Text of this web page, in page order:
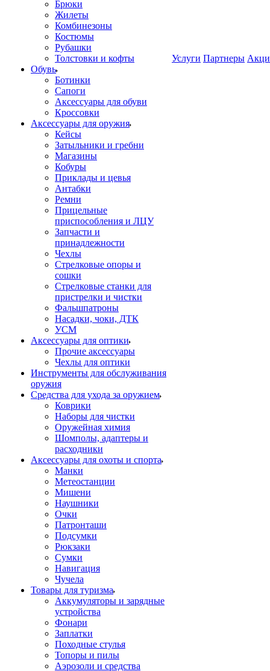
Брюки
Жилеты
Комбинезоны
Костюмы
Рубашки
Толстовки и кофты
Обувь
Ботинки
Сапоги
Аксессуары для обуви
Кроссовки
Аксессуары для оружия
Кейсы
Затыльники и гребни
Магазины
Кобуры
Приклады и цевья
Антабки
Ремни
Прицельные
приспособления и ЛЦУ
Запчасти и
принадлежности
Чехлы
Стрелковые опоры и
сошки
Стрелковые станки для
пристрелки и чистки
Фальшпатроны
Насадки, чоки, ДТК
УСМ
Аксессуары для оптики
Прочие аксессуары
Чехлы для оптики
Инструменты для обслуживания
оружия
Средства для ухода за оружием
Коврики
Наборы для чистки
Оружейная химия
Шомполы, адаптеры и
расходники
Аксессуары для охоты и спорта
Манки
Метеостанции
Мишени
Наушники
Очки
Патронташи
Подсумки
Рюкзаки
Сумки
Навигация
Чучела
Товары для туризма
Аккумуляторы и зарядные
устройства
Фонари
Заплатки
Походные стулья
Топоры и пилы
Аэрозоли и средства
Услуги Партнеры